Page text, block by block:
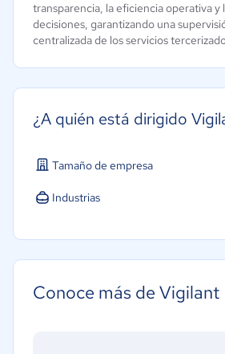
transparencia, la eficiencia operativa y
decisiones, garantizando una
centralizada de los servicios
¿A quién está dirigido
Tamaño de empresa
Pequeña: 10 a 49 trabajadores
Industrias
Conoce más de Vigilant